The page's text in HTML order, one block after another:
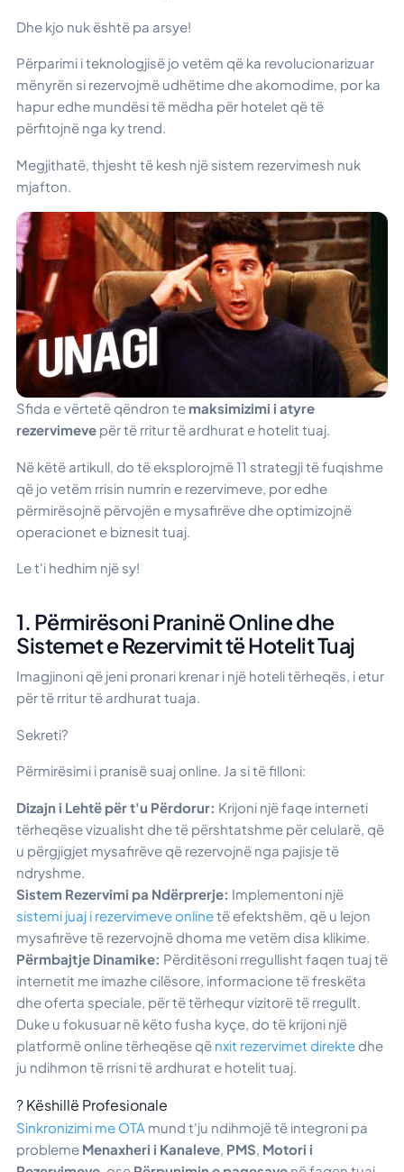
Dhe kjo nuk është pa arsye!
Përparimi i teknologjisë jo vetëm që ka revolucionarizuar
mënyrën si rezervojmë udhëtime dhe akomodime, por ka
hapur edhe mundësi të mëdha për hotelet që të
përfitojnë nga ky trend.
Megjithatë, thjesht të kesh një sistem rezervimesh nuk
mjafton.
Sfida e vërtetë qëndron te maksimizimi i atyre
rezervimeve për të rritur të ardhurat e hotelit tuaj.
Në këtë artikull, do të eksplorojmë 11 strategji të fuqishme
që jo vetëm rrisin numrin e rezervimeve, por edhe
përmirësojnë përvojën e mysafirëve dhe optimizojnë
operacionet e biznesit tuaj.
Le t'i hedhim një sy!
1. Përmirësoni Praninë Online dhe
Sistemet e Rezervimit të Hotelit Tuaj
Imagjinoni që jeni pronari krenar i një hoteli tërheqës, i etur
për të rritur të ardhurat tuaja.
Sekreti?
Përmirësimi i pranisë suaj online. Ja si të filloni:
Dizajn i Lehtë për t'u Përdorur: Krijoni një faqe interneti
tërheqëse vizualisht dhe të përshtatshme për celularë, që
u përgjigjet mysafirëve që rezervojnë nga pajisje të
ndryshme.
Sistem Rezervimi pa Ndërprerje: Implementoni një
sistemi juaj i rezervimeve onlinetë efektshëm, që u lejon
mysafirëve të rezervojnë dhoma me vetëm disa klikime.
Përmbajtje Dinamike: Përditësoni rregullisht faqen tuaj të
internetit me imazhe cilësore, informacione të freskëta
dhe oferta speciale, për të tërhequr vizitorë të rregullt.
Duke u fokusuar në këto fusha kyçe, do të krijoni një
platformë online tërheqëse që nxit rezervimet direkte dhe
ju ndihmon të rrisni të ardhurat e hotelit tuaj.
? Këshillë Profesionale
Sinkronizimi me OTA mund t'ju ndihmojë të integroni pa
probleme Menaxheri i Kanaleve, PMS, Motori i